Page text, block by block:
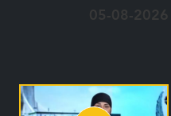
05-08-2026